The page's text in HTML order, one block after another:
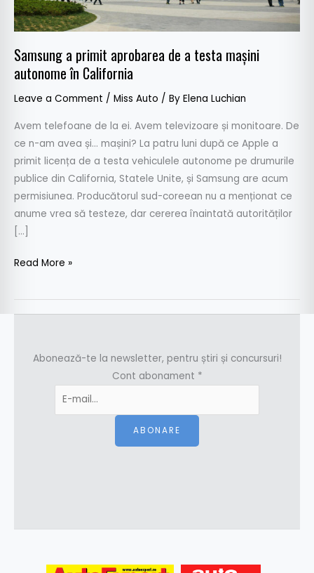
Samsung a primit aprobarea de a testa mașini
autonome în California
Leave a Comment / Miss Auto / By Elena Luchian
Avem telefoane de la ei. Avem televizoare și monitoare. De
ce n-am avea și… mașini? La patru luni după ce Apple a
primit licența de a testa vehiculele autonome pe drumurile
publice din California, Statele Unite, și Samsung are acum
permisiunea. Producătorul sud-coreean nu a menționat ce
anume vrea să testeze, dar cererea înaintată autorităților
[…]
mașini
autonome
California
Read More »
Abonează-te la newsletter, pentru știri și concursuri!
Cont abonament *
ABONARE